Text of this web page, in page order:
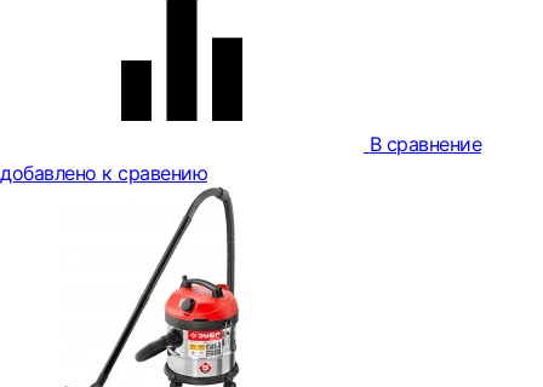
В сравнение
добавлено к сравению